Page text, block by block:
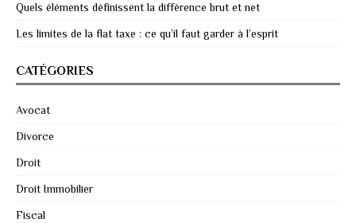
Quels éléments définissent la différence brut et net
Les limites de la flat taxe : ce qu’il faut garder à l’esprit
CATÉGORIES
Avocat
Divorce
Droit
Droit Immobilier
Fiscal